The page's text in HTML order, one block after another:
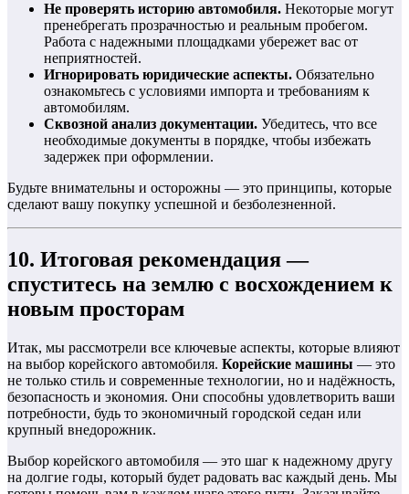
Не проверять историю автомобиля. Некоторые могут
пренебрегать прозрачностью и реальным пробегом.
Работа с надежными площадками убережет вас от
неприятностей.
Игнорировать юридические аспекты. Обязательно
ознакомьтесь с условиями импорта и требованиям к
автомобилям.
Сквозной анализ документации. Убедитесь, что все
необходимые документы в порядке, чтобы избежать
задержек при оформлении.
Будьте внимательны и осторожны — это принципы, которые
сделают вашу покупку успешной и безболезненной.
10. Итоговая рекомендация —
спуститесь на землю с восхождением к
новым просторам
Итак, мы рассмотрели все ключевые аспекты, которые влияют
на выбор корейского автомобиля. Корейские машины — это
не только стиль и современные технологии, но и надёжность,
безопасность и экономия. Они способны удовлетворить ваши
потребности, будь то экономичный городской седан или
крупный внедорожник.
Выбор корейского автомобиля — это шаг к надежному другу
на долгие годы, который будет радовать вас каждый день. Мы